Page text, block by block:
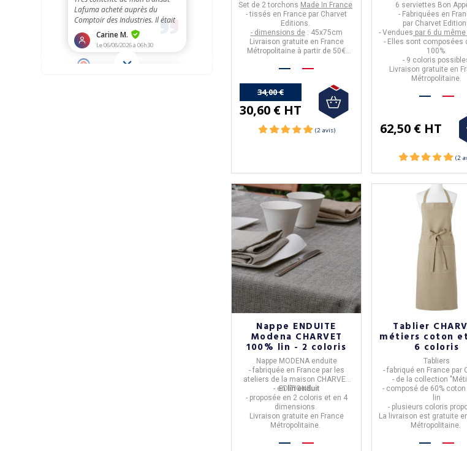
Set de 2 torchons Made In France
- tissés en France par Charvet
Editions.
- dimensions de: 45x75cm
Livraison gratuite en France
Métropolitaine à partir de 50€
34,00 €
30,60 € HT
6 serviettes Bon
- Fabriquées en
par Charvet
- Vendues par 6 du
- Elles sont composées
100%.
- 9 coloris
Livraison gratuite en
Métropolitaine.
62,50 € HT
Nappe ENDUITE
Modena CHARVET
100% lin - 2 coloris
Nappe MODENA enduite
- fabriquée en Francepar les
ateliers de la maison CHARVET
EDITIONS.
- en lin enduit
- proposée en 2 coloris et en 4
dimensions.
Livraison gratuite en France
Métropolitaine.
Tablier
métiers coton
6 coloris
Tabliers
- fabriqué en Francepar
- de la collection
- composé de 60%
lin
- plusieurs coloris
La livraison est gratuite
Métropolitaine.